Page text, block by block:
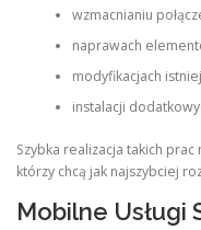
wzmacnianiu
naprawach
modyfikacjach
instalacji
Szybka realizacja takich
którzy chcą jak najszybciej
Mobilne Usługi